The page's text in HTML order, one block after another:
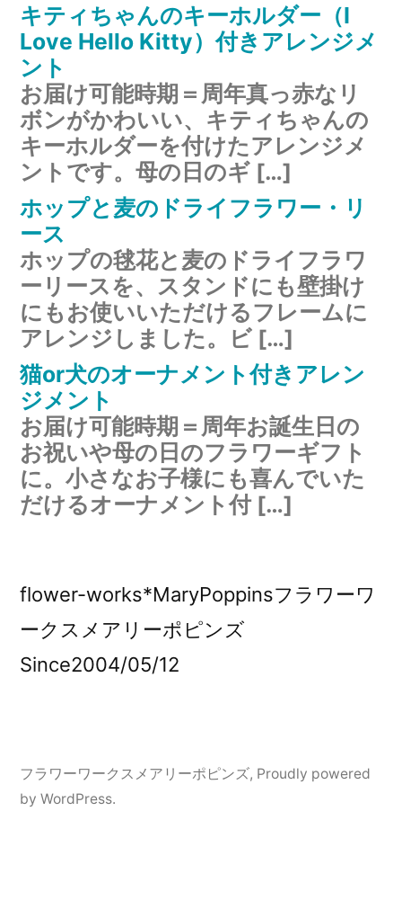
キティちゃんのキーホルダー（I
Love Hello Kitty）付きアレンジメ
ント
お届け可能時期＝周年真っ赤なリ
ボンがかわいい、キティちゃんの
キーホルダーを付けたアレンジメ
ントです。母の日のギ […]
ホップと麦のドライフラワー・リ
ース
ホップの毬花と麦のドライフラワ
ーリースを、スタンドにも壁掛け
にもお使いいただけるフレームに
アレンジしました。ビ […]
猫or犬のオーナメント付きアレン
ジメント
お届け可能時期＝周年お誕生日の
お祝いや母の日のフラワーギフト
に。小さなお子様にも喜んでいた
だけるオーナメント付 […]
flower-works*MaryPoppinsフラワーワ
ークスメアリーポピンズ
Since2004/05/12
フラワーワークスメアリーポピンズ, Proudly powered
by WordPress.